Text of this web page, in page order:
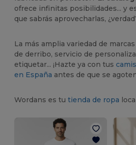
ofrece infinitas posibilidades... y
que sabrás aprovecharlas,
La más amplia variedad de
de derribo, servicio de
etiquetar... ¡Hazte ya con tus
en España antes de que se
Wordans es tutienda de ropa